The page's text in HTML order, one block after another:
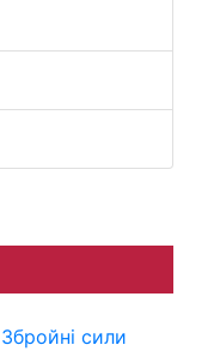
Збройні сили